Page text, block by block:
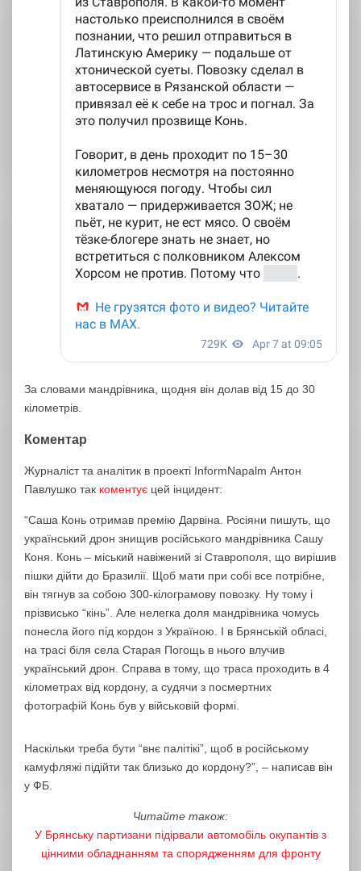
За словами мандрівника, щодня він долав від 15 до 30
кілометрів.
Коментар
Журналіст та аналітик в проекті InformNapalm Антон
Павлушко так коментує цей інцидент:
“Саша Конь отримав премію Дарвіна. Росіяни пишуть, що
український дрон знищив російського мандрівника Сашу
Коня. Конь – міський навіжений зі Ставрополя, що вирішив
пішки дійти до Бразилії. Щоб мати при собі все потрібне,
він тягнув за собою 300-кілограмову повозку. Ну тому і
прізвисько “кінь”. Але нелегка доля мандрівника чомусь
понесла його під кордон з Україною. І в Брянській обласі,
на трасі біля села Старая Погощь в нього влучив
український дрон. Справа в тому, що траса проходить в 4
кілометрах від кордону, а судячи з посмертних
фотографій Конь був у військовій формі.
Наскільки треба бути “внє палітікі”, щоб в російському
камуфляжі підійти так близько до кордону?”, – написав він
у ФБ.
Читайте також:
У Брянську партизани підірвали автомобіль окупантів з
цінними обладнанням та спорядженням для фронту